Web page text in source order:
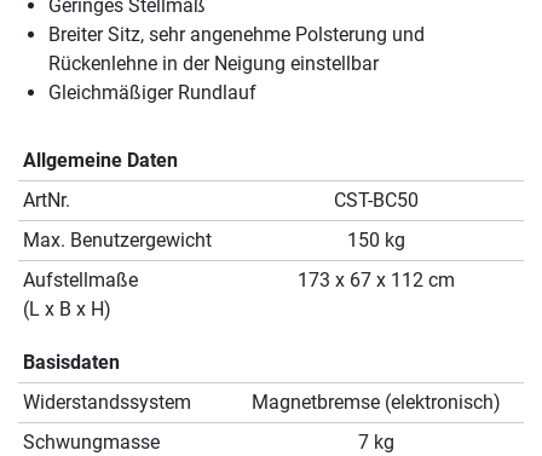
Geringes Stellmaß
Breiter Sitz, sehr angenehme Polsterung und
Rückenlehne in der Neigung einstellbar
Gleichmäßiger Rundlauf
Allgemeine Daten
ArtNr.
CST-BC50
Max. Benutzergewicht
150 kg
Aufstellmaße
(L x B x H)
173 x 67 x 112 cm
Basisdaten
Widerstandssystem
Magnetbremse (elektronisch)
Schwungmasse
7 kg